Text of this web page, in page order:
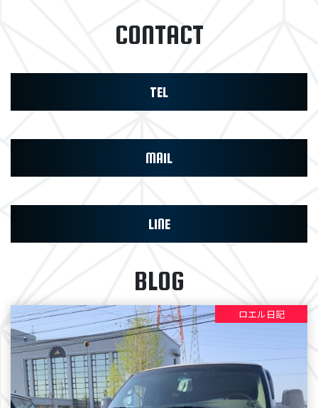
CONTACT
TEL
MAIL
LINE
BLOG
ロエル日記